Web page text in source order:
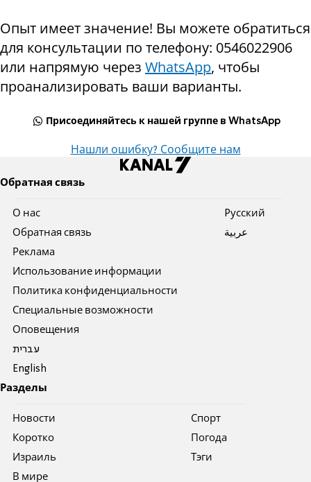
Опыт имеет значение! Вы можете обратиться
для консультации по телефону: 0546022906
или напрямую через WhatsApp, чтобы
проанализировать ваши варианты.
Присоединяйтесь к нашей группе в WhatsApp
Нашли ошибку? Сообщите нам
Обратная связь
О нас
Обратная связь
Реклама
Использование информации
Политика конфиденциальности
Специальные возможности
Оповещения
עברית
English
Pусский
عربية
Разделы
Новости
Коротко
Израиль
В мире
Спорт
Погода
Тэги